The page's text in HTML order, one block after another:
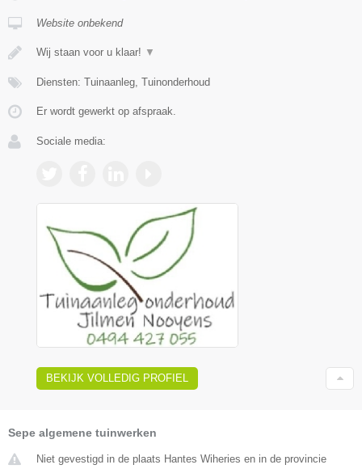
Website onbekend
Wij staan voor u klaar! ▼
Diensten: Tuinaanleg, Tuinonderhoud
Er wordt gewerkt op afspraak.
Sociale media:
BEKIJK VOLLEDIG PROFIEL
Sepe algemene tuinwerken
Niet gevestigd in de plaats Hantes Wiheries en in de provincie